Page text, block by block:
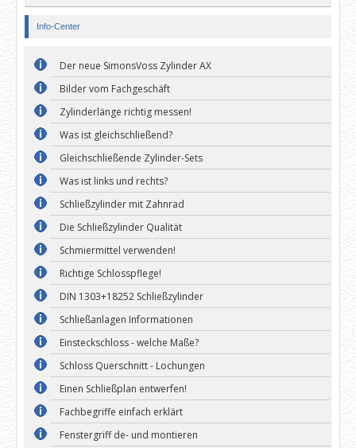
Info-Center
Der neue SimonsVoss Zylinder AX
Bilder vom Fachgeschäft
Zylinderlänge richtig messen!
Was ist gleichschließend?
Gleichschließende Zylinder-Sets
Was ist links und rechts?
Schließzylinder mit Zahnrad
Die Schließzylinder Qualität
Schmiermittel verwenden!
Richtige Schlosspflege!
DIN 1303+18252 Schließzylinder
Schließanlagen Informationen
Einsteckschloss - welche Maße?
Schloss Querschnitt - Lochungen
Einen Schließplan entwerfen!
Fachbegriffe einfach erklärt
Fenstergriff de- und montieren